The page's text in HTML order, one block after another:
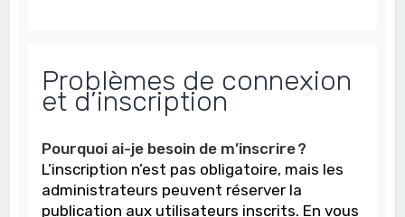
Problèmes de connexion
et d’inscription
Pourquoi ai-je besoin de m’inscrire ?
L’inscription n’est pas obligatoire, mais les
administrateurs peuvent réserver la
publication aux utilisateurs inscrits. En vous